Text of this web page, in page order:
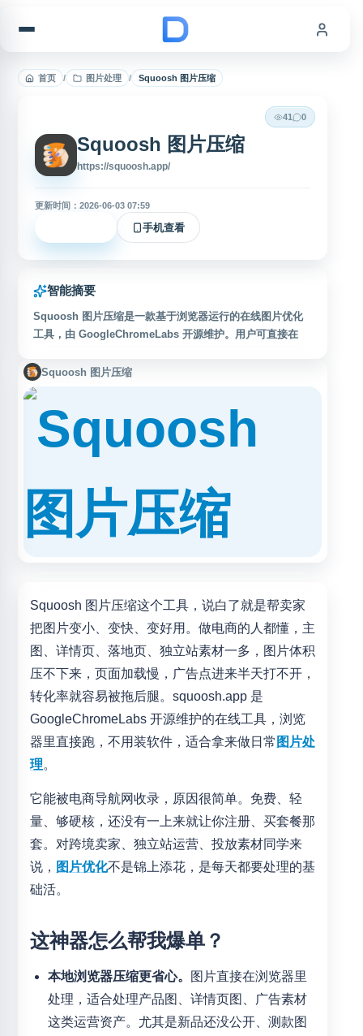
首页 / 图片处理 / Squoosh 图片压缩
41 0
Squoosh 图片压缩
https://squoosh.app/
更新时间：2026-06-03 07:59
手机查看
智能摘要
Squoosh 图片压缩是一款基于浏览器运行的在线图片优化
工具，由 GoogleChromeLabs 开源维护。用户可直接在
优化，并实时对比压缩前后的画质与文件大小。Squoosh
支持常见图片格式转换、尺寸调整和质量调节，适合网页图
Squoosh 图片压缩
Squoosh 图片压缩这个工具，说白了就是帮卖家
把图片变小、变快、变好用。做电商的人都懂，主
图、详情页、落地页、独立站素材一多，图片体积
压不下来，页面加载慢，广告点进来半天打不开，
转化率就容易被拖后腿。squoosh.app 是
GoogleChromeLabs 开源维护的在线工具，浏览
器里直接跑，不用装软件，适合拿来做日常 图片处
理。
它能被电商导航网收录，原因很简单。免费、轻
量、够硬核，还没有一上来就让你注册、买套餐那
套。对跨境卖家、独立站运营、投放素材同学来
说， 图片优化不是锦上添花，是每天都要处理的基
础活。
这神器怎么帮我爆单？
本地浏览器压缩更省心。
图片直接在浏览器里
处理，适合处理产品图、详情页图、广告素材
这类运营资产。尤其是新品还没公开、测款图